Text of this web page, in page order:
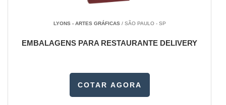
LYONS - ARTES GRÁFICAS/ SÃO PAULO - SP
EMBALAGENS PARA RESTAURANTE DELIVERY
COTAR AGORA